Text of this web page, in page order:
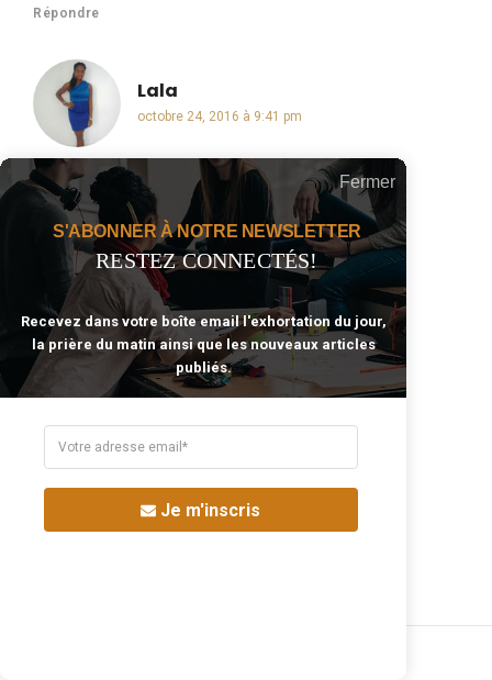
Répondre
Lala
octobre 24, 2016 à 9:41 pm
Très bon article.
Répondre
Laisser Un Commentaire
Fermer
S'ABONNER À NOTRE NEWSLETTER
RESTEZ CONNECTÉS!
Recevez dans votre boîte email l'exhortation du jour,
la prière du matin ainsi que les nouveaux articles
publiés.
Je m'inscris